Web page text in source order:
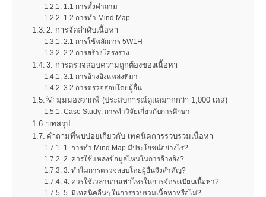
1.1 การตั้งคำถาม
1.2 การทำ Mind Map
2. การจัดลำดับเนื้อหา
2.1 การใช้หลักการ 5W1H
2.2 การสร้างโครงร่าง
3. การตรวจสอบความถูกต้องของเนื้อหา
3.1 การอ้างอิงแหล่งที่มา
3.2 การตรวจสอบโดยผู้อื่น
💡 มุมมองจากพี่ (ประสบการณ์ดูแลมากกว่า 1,000 เคส)
Case Study: การทำวิจัยเกี่ยวกับการศึกษา
บทสรุป
คำถามที่พบบ่อยเกี่ยวกับ เทคนิคการรวบรวมเนื้อหา
1. การทำ Mind Map มีประโยชน์อย่างไร?
2. ควรใช้แหล่งข้อมูลไหนในการอ้างอิง?
3. ทำไมการตรวจสอบโดยผู้อื่นจึงสำคัญ?
4. ควรใช้เวลานานเท่าไหร่ในการจัดระเบียบเนื้อหา?
5. มีเทคนิคอื่นๆ ในการรวบรวมเนื้อหาหรือไม่?